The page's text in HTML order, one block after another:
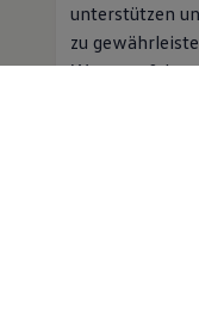
unterstützen
zu
Wartung &